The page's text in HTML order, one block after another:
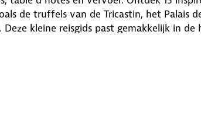
de truffels van de Tricastin, het Palais
Deze kleine reisgids past gemakkelijk in
reisgidsenserie van Nederland! Met
nagenoeg iedere denkbare bestemming.